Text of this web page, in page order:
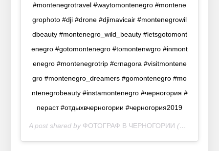
#montenegrotravel #waytomontenegro #montene
grophoto #dji #drone #djimavicair #montenegrowil
dbeauty #montenegro_wild_beauty #letsgotomont
enegro #gotomontenegro #tomontenwgro #inmont
enegro #montenegrotrip #crnagora #visitmontene
gro #montenegro_dreamers #gomontenegro #mo
ntenegrobeauty #instamontenegro #черногория #
пераст #отдыхвчерногории #черногория2019
A post shared by ФОТОГРАФ В ЧЕРНОГОРИИ (@mariiasosnina) on